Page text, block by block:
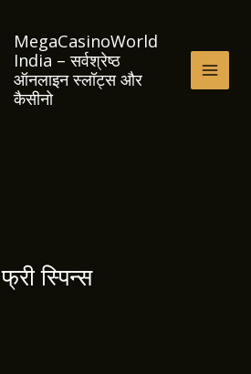
MegaCasinoWorld
India – सर्वश्रेष्ठ
ऑनलाइन स्लॉट्स और
कैसीनो
फ्री स्पिन्स